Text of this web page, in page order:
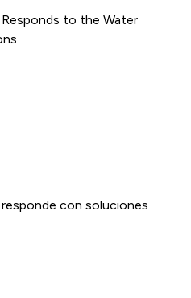
to the Water
con soluciones